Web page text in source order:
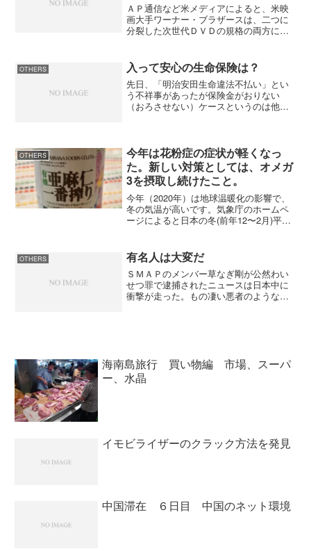
ＡＰ通信など米メディアによると、米映
画大手ワーナー・ブラザースは、二つに
分裂した次世代ＤＶＤの規格の両方に対
ONLINE（読売新聞） 韓国LG電子は4
日、Blu...
OTHERS 入って安心の生命保険は？
先日、「明治安田生命違法不払い」とい
う不祥事があったが保険金がおりない
（おろさせない）ケースというのは他社
外資の影響で保険の種類が見...
OTHERS
今年は花粉症の症状が軽くなっ
た。新しい対策としては、オメガ
3を摂取し続けたこと。
今年（2020年）は地球温暖化の影響で、
冬の気温が高いです。気象庁のホームペ
ージによると日本の冬(前年12〜2月)平均
の基準値（1981〜2010年の3...
OTHERS 有名人は大変だ
ＳＭＡＰのメンバー草なぎ剛が公然わい
せつ罪で逮捕されたニュースは日本中に
衝撃が走った。もの凄い悪者のような取
海南島旅行 買い物編 市場、スーパ
ー、水晶
イモビライザーのクラック方法を発見
中国滞在 ６日目 中国のネット環境